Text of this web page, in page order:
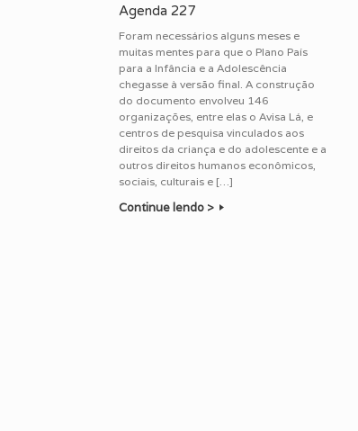
Agenda 227
Foram necessários alguns meses e
muitas mentes para que o Plano País
para a Infância e a Adolescência
chegasse à versão final. A construção
do documento envolveu 146
organizações, entre elas o Avisa Lá, e
centros de pesquisa vinculados aos
direitos da criança e do adolescente e a
outros direitos humanos econômicos,
sociais, culturais e […]
Continue lendo >